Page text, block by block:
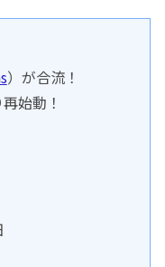
）が合流！
始動！